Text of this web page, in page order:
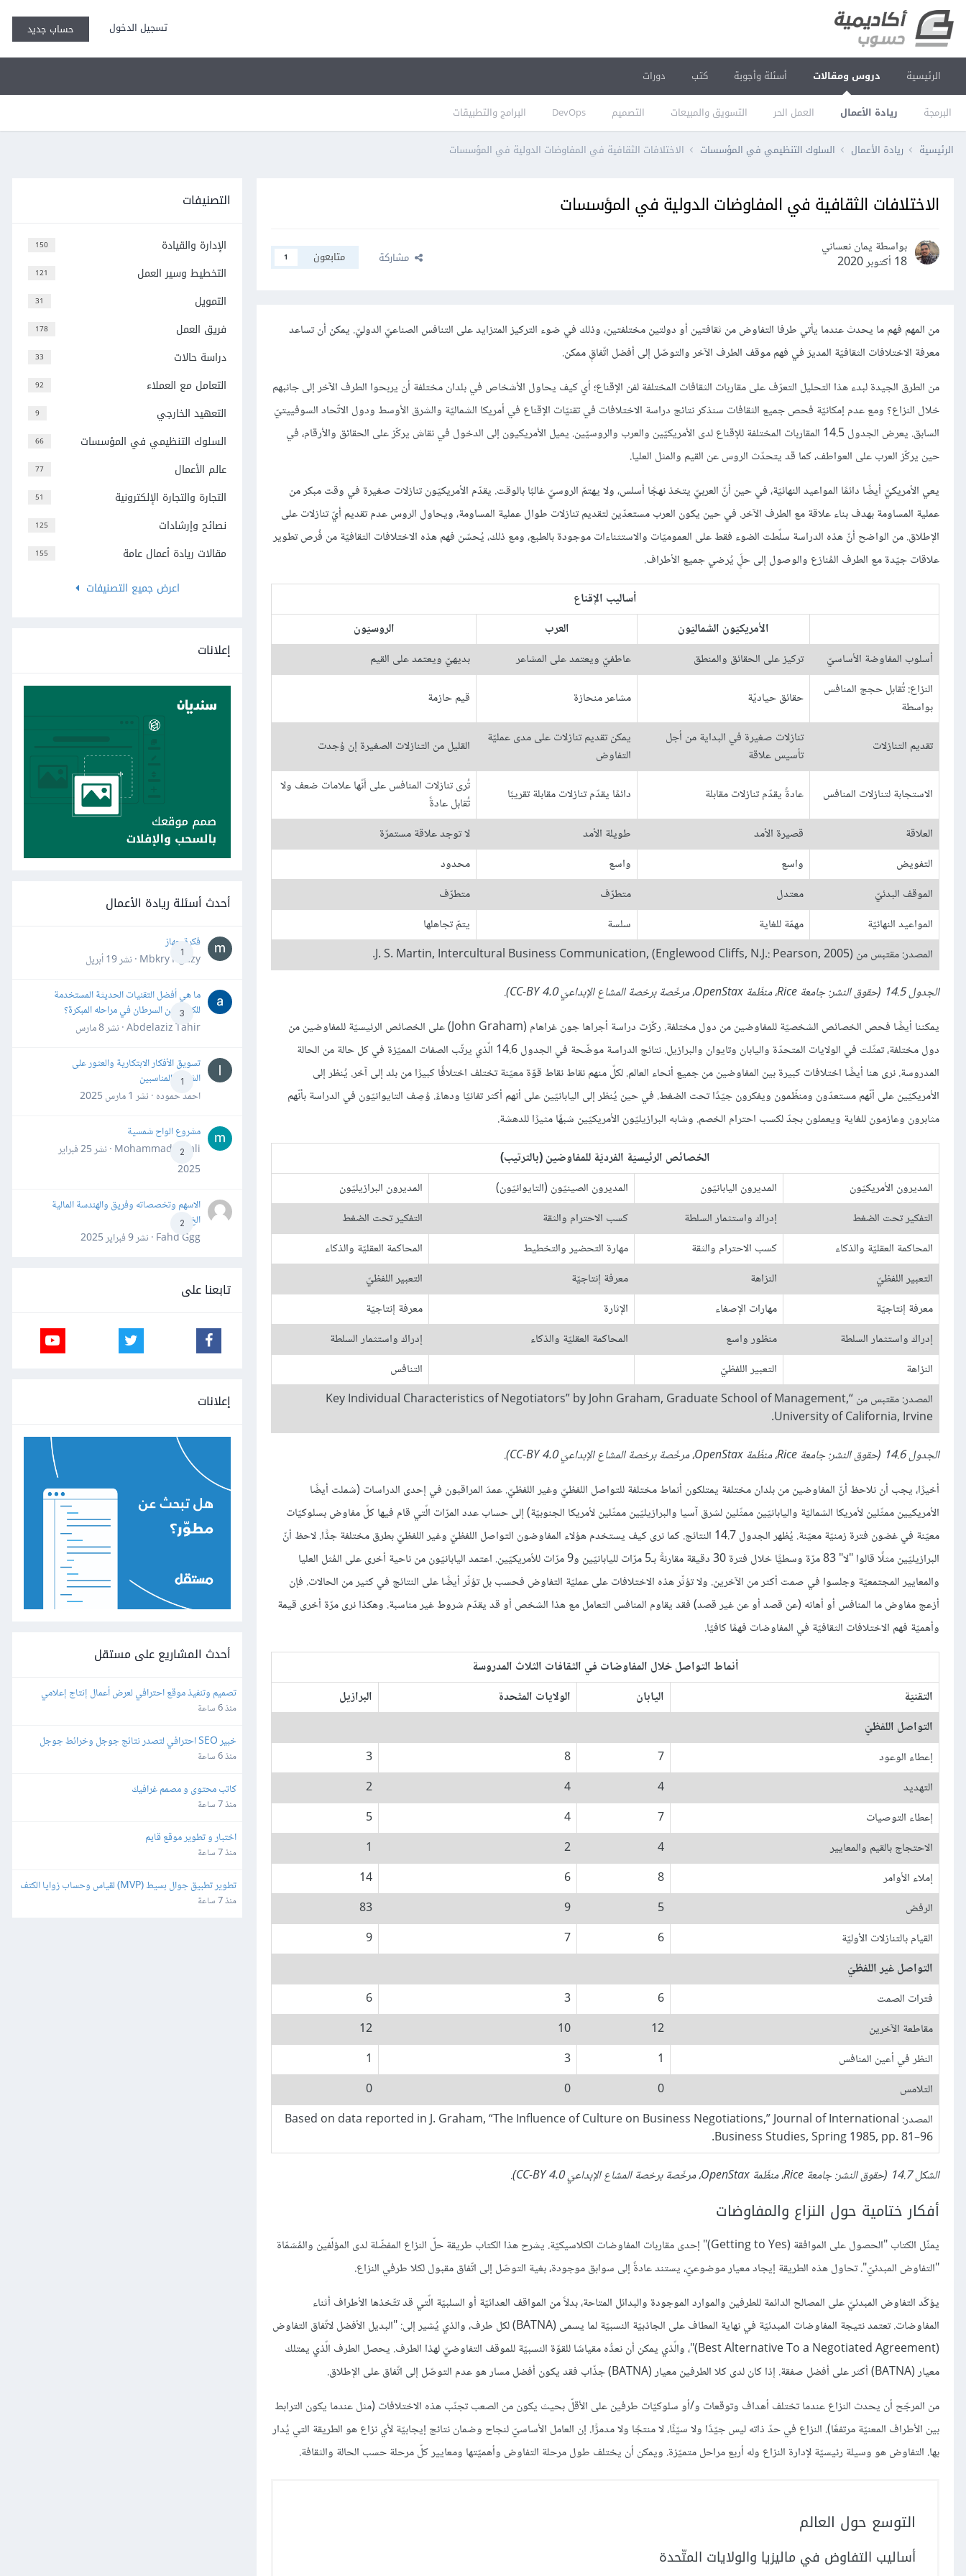
تسجيل الدخول حساب جديد
الرئيسية دروس ومقالات
البرمجة ريادة الأعمال العمل الحر التسويق والمبيعات التصميم DevOps البرامج والتطبيقات
أسئلة وأجوبة كتب دورات
الرئيسية ريادة الأعمال السلوك التنظيمي في المؤسسات الاختلافات الثقافية في المفاوضات الدولية في المؤسسات
الاختلافات الثقافية في المفاوضات الدولية في المؤسسات
بواسطة يمان نعساني
18 أكتوبر 2020
مشاركة متابعون 1
من المهم فهم ما يحدث عندما يأتي طرفا التفاوض من ثقافتين أو دولتين مختلفتين، وذلك في ضوء التركيز المتزايد على التنافس الصناعيّ الدوليّ. يمكن أن تساعد
معرفة الاختلافات الثقافيّة المديرَ في فهم موقف الطرف الآخر والتوصّل إلى أفضل اتّفاقٍ ممكن.
من الطرق الجيدة لبدء هذا التحليل التعرّف على مقاربات الثقافات المختلفة لفن الإقناع؛ أي كيف يحاول الأشخاص في بلدان مختلفة أن يربحوا الطرف الآخر إلى جانبهم
خلال النزاع؟ ومع عدم إمكانيّة فحص جميع الثقافات سنذكر نتائج دراسة الاختلافات في تقنيّات الإقناع في أمريكا الشماليّة والشرق الأوسط ودول الاتّحاد السوفييتيّ
السابق. يعرض الجدول 14.5 المقاربات المختلفة للإقناع لدى الأمريكيّين والعرب والروسيّين. يميل الأمريكيون إلى الدخول في نقاش يركّز على الحقائق والأرقام، في
حين يركّز العرب على العواطف، كما قد يتحدّث الروس عن القيم والمثل العليا.
يعي الأمريكيّ أيضًا دائمًا المواعيد النهائيّة، في حين أنّ العربيّ يتخذ نهجًا أسلس، ولا يهتمّ الروسيّ غالبًا بالوقت. يقدّم الأمريكيّون تنازلات صغيرة في وقت مبكر من
عملية المساومة بهدف بناء علاقة مع الطرف الآخر. في حين يكون العرب مستعدّين لتقديم تنازلات طوال عملية المساومة، ويحاول الروس عدم تقديم أيّ تنازلات على
الإطلاق. من الواضح أنّ هذه الدراسة سلّطت الضوء فقط على العموميّات والاستثناءات موجودة بالطبع، ومع ذلك، يُحسّن فهم هذه الاختلافات الثقافيّة من فُرص تطوير
علاقات جيّدة مع الطرف المُنازع والوصول إلى حلٍَ يُرضي جميع الأطراف.
أساليب الإقناع
الأمريكيّون الشماليّون
العرب
الروسيّون
أسلوب المفاوضة الأساسيّ
تركيز على الحقائق والمنطق عاطفيّ ويعتمد على المشاعر
بديهيّ ويعتمد على القيم
النزاع: تُقابل حجج المنافس
بواسطة
حقائق حياديّة مشاعر منحازة قيم حازمة
تقديم التنازلات
تنازلات صغيرة في البداية من أجل
تأسيس علاقة
يمكن تقديم تنازلات على مدى عمليّة
التفاوض
القليل من التنازلات الصغيرة إن وُجدت
الاستجابة لتنازلات المنافس عادةً يقدّم تنازلات مقابلة دائمًا يقدّم تنازلات مقابلة تقريبًا
تُرى تنازلات المنافس على أنّها علامات ضعف ولا
تُقابل عادةً
العلاقة
قصيرة الأمد طويلة الأمد
لا توجد علاقة مستمرّة
التفويض
واسع واسع
محدود
الموقف البدئيّ
معتدل متطرّف
متطرّف
المواعيد النهائيّة
مهمّة للغاية سلسة
يتمّ تجاهلها
المصدر: مقتبس من J. S. Martin, Intercultural Business Communication, (Englewood Cliffs, N.J.: Pearson, 2005).
الجدول 14.5 (حقوق النشر: جامعة Rice، منظّمة OpenStax، مرخّصة برخصة المشاع الإبداعيّ CC-BY 4.0).
يمكننا أيضًا فحص الخصائص الشخصيّة للمفاوضين من دول مختلفة. ركّزت دراسة أجراها جون غراهام (John Graham) على الخصائص الرئيسيّة للمفاوضين من
دول مختلفة، تمثّلت في الولايات المتحدّة واليابان وتايوان والبرازيل. نتائج الدراسة موضّحة في الجدول 14.6 الّذي يرتّب الصفات المميّزة في كل حالة من الحالة
المدروسة. نرى هنا أيضًا اختلافات كبيرة بين المفاوضين من جميع أنحاء العالم. لكلّ منهم نقاط نقاط قوّة معيّنة تختلف اختلافًا كبيرًا من بلد إلى آخر. يُنظر إلى
الأمريكيّين على أنّهم مستعدّون ومنظّمون ويفكرون جيّدًا تحت الضغط. في حين يُنظر إلى اليابانيّين على أنهم أكثر تفانيًا ودهاءً. وُصِف التايوانيّون في الدراسة بأنّهم
مثابرون وعازمون للغاية ويعملون بجدّ لكسب احترام الخصم. وشابه البرازيليّون الأمريكيّين شبهًا مثيرًا للدهشة.
الخصائص الرئيسيّة الفرديّة للمفاوضين (بالترتيب)
المديرون الأمريكيّون
المديرون اليابانيّون المديرون الصينيّون (التايوانيّون)
المديرون البرازيليّون
التفكير تحت الضغط
إدراك واستثمار السلطة كسب الاحترام والثقة
التفكير تحت الضغط
المحاكمة العقليّة والذكاء
كسب الاحترام والثقة مهارة التحضير والتخطيط
المحاكمة العقليّة والذكاء
التعبير اللفظيّ
النزاهة معرفة إنتاجيّة
التعبير اللفظيّ
معرفة إنتاجيّة
مهارات الإصغاء الإثارة
معرفة إنتاجيّة
إدراك واستثمار السلطة
منظور واسع المحاكمة العقليّة والذكاء
إدراك واستثمار السلطة
النزاهة
التعبير اللفظيّ
التنافس
المصدر: مقتبس من “Key Individual Characteristics of Negotiators” by John Graham, Graduate School of Management,
University of California, Irvine.
الجدول 14.6 (حقوق النشر: جامعة Rice، منظّمة OpenStax، مرخّصة برخصة المشاع الإبداعيّ CC-BY 4.0).
أخيرًا، يجب أن نلاحظ أنّ المفاوضين من بلدان مختلفة يمتلكون أنماط مختلفة للتواصل اللفظيّ وغير اللفظيّ. عمدَ المراقبون في إحدى الدراسات (شملت أيضًا
الأمريكيين ممثّلين لأمريكا الشماليّة واليابانيّين ممثّلين لشرق آسيا والبرازيليّين ممثّلين لأمريكا الجنوبيّة) إلى حساب عدد المرّات الّتي قام فيها كلّ مفاوض بسلوكيّات
معيّنة في غضون فترة زمنيّة معيّنة. يُظهر الجدول 14.7 النتائج. كما نرى كيف يستخدم هؤلاء المفاوضون التواصل اللفظيّ وغير اللفظيّ بطرق مختلفة جدًّا. لاحظ أنّ
البرازيليّين مثلًا قالوا "لا" 83 مرّة وسطيًّا خلال فترة 30 دقيقة مقارنةً بـ5 مرّات لليابانيّين و9 مرّات للأمريكيّين. اعتمد اليابانيّون من ناحية أخرى على المُثل العليا
والمعايير المجتمعيّة وجلسوا في صمت أكثر من الآخرين. ولا تؤثّر هذه الاختلافات على عمليّة التفاوض فحسب بل تؤثّر أيضًا على النتائج في كثير من الحالات. فإن
أزعج مفاوض ما المنافس أو أهانه (عن قصد أو عن غير قصد) فقد يقاوم المنافس التعامل مع هذا الشخص أو قد يقدّم شروط غير مناسبة. وهكذا نرى مرّة أخرى قيمة
وأهميّة فهم الاختلافات الثقافيّة في المفاوضات فهمًا كافيًا.
أنماط التواصل خلال المفاوضات في الثقافات الثلاث المدروسة
التقنيّة
اليابان الولايات المتّحدة
البرازيل
التواصل اللفظيّ
إعطاء الوعود
7
8
3
التهديد
4
4
2
إعطاء التوصيات
7
4
5
الاحتجاج بالقيم والمعايير
4
2
1
إملاء الأوامر
8
6
14
الرفض
5
9
83
القيام بالتنازلات الأوليّة
6
7
9
التواصل غير اللفظيّ
فترات الصمت
6
3
6
مقاطعة الآخرين
12
10
12
النظر في أعين المنافس
1
3
1
التلامس
0
0
0
المصدر: Based on data reported in J. Graham, “The Influence of Culture on Business Negotiations,” Journal of International
Business Studies, Spring 1985, pp. 81–96.
الشكل 14.7 (حقوق النشر: جامعة Rice، منظّمة OpenStax، مرخّصة برخصة المشاع الإبداعيّ CC-BY 4.0).
أفكار ختامية حول النزاع والمفاوضات
يمثّل الكتاب "الحصول على الموافقة (Getting to Yes)" إحدى مقاربات المفاوضات الكلاسيكيّة. يشرح هذا الكتاب طريقة حلّ النزاع المفضّلة لدى المؤلّفين والمُسَمّاة
"التفاوض المبدئيّ". تحاول هذه الطريقة إيجاد معيار موضوعيّ، يستند عادةً إلى سوابق موجودة، بغية التوصّل إلى اتّفاق مقبول لكلا طرفي النزاع.
يؤكّد التفاوض المبدئيّ على المصالح الدائمة للطرفين والموارد الموجودة والبدائل المتاحة، بدلاً من المواقف العدائيّة أو السلبيّة الّتي قد تتّخذها الأطراف أثناء
المفاوضات. تعتمد نتيجة المفاوضات المبدئيّة في نهاية المطاف على الجاذبيّة النسبيّة لما يسمى (BATNA) لكل طرف، والذي يُشير إلى: "البديل الأفضل لاتّفاق التفاوض
(Best Alternative To a Negotiated Agreement)"، والّذي يمكن أن نعدُّه مقياسًا للقوّة النسبيّة للموقف التفاوضيّ لهذا الطرف. يحصل الطرف الّذي يمتلك
معيار (BATNA) أكثر على أفضل صفقة. إذا كان لدى كلا الطرفين معيار (BATNA) جذّاب فقد يكون أفضل مسار هو عدم التوصّل إلى اتّفاق على الإطلاق.
من المرجّح أن يحدث النزاع عندما تختلف أهداف وتوقعات و/أو سلوكيّات طرفين على الأقلّ بحيث يكون من الصعب تجنّب هذه الاختلافات (مثل عندما يكون الترابط
بين الأطراف المعنيّة مرتفعًا). النزاع في حدّ ذاته ليس جيّدًا ولا سيّئًا، لا منتجًا ولا مدمرًّا. إن العامل الأساسيّ لنجاح وضمان نتائج إيجابيّة لأي نزاع هو الطريقة التي يُدار
بها. التفاوض هو وسيلة رئيسيّة لإدارة النزاع وله أربع مراحل متميّزة. ويمكن أن يختلف طول مرحلة التفاوض وأهميّتها ومعايير كلّ مرحلة حسب الحالة والثقافة.
التوسع حول العالم
أساليب التفاوض في ماليزيا والولايات المتّحدة
التصنيفات
150 الإدارة والقيادة
121 التخطيط وسير العمل
31 التمويل
178 فريق العمل
33 دراسة حالات
92 التعامل مع العملاء
9 التعهيد الخارجي
66 السلوك التنظيمي في المؤسسات
77 عالم الأعمال
51 التجارة والتجارة الإلكترونية
125 نصائح وإرشادات
155
مقالات ريادة أعمال عامة
اعرض جميع التصنيفات
إعلانات
أحدث أسئلة ريادة الأعمال
1
فكرة جهاز
Mbkry Hgazy · نشر
19 أبريل
3
ما هي أفضل التقنيات الحديثة المستخدمة
للكشف عن السرطان في مراحله المبكرة؟
Abdelaziz Tahir · نشر
8 مارس
1
تسويق الأفكار الابتكارية والعثور على
الشركاء المناسبين
احمد حموده · نشر 1 مارس 2025
2
مشروع الواح شمسية
Mohammad Awali · نشر
25 فبراير
2025
2
الاسهم وتخصصاته وفريق والهندسة المالية
الخ
Fahd Ggg · نشر
9 فبراير 2025
تابعنا على
إعلانات
أحدث المشاريع على مستقل
تصميم وتنفيذ موقع احترافي لعرض أعمال إنتاج إعلامي
منذ 6 ساعة
خبير SEO احترافي لتصدر نتائج جوجل وخرائط جوجل
منذ 6 ساعة
كاتب محتوى و مصمم غرافيك
منذ 7 ساعة
اختبار و تطوير موقع قايم
منذ 7 ساعة
تطوير تطبيق جوال بسيط (MVP) لقياس وحساب زوايا الكتف
منذ 7 ساعة